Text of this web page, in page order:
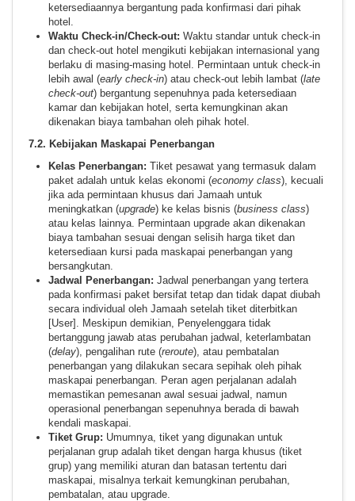
ketersediaannya bergantung pada konfirmasi dari pihak
hotel.
Waktu Check-in/Check-out: Waktu standar untuk check-in
dan check-out hotel mengikuti kebijakan internasional yang
berlaku di masing-masing hotel. Permintaan untuk check-in
lebih awal (early check-in) atau check-out lebih lambat (late
check-out) bergantung sepenuhnya pada ketersediaan
kamar dan kebijakan hotel, serta kemungkinan akan
dikenakan biaya tambahan oleh pihak hotel.
7.2. Kebijakan Maskapai Penerbangan
Kelas Penerbangan: Tiket pesawat yang termasuk dalam
paket adalah untuk kelas ekonomi (economy class), kecuali
jika ada permintaan khusus dari Jamaah untuk
meningkatkan (upgrade) ke kelas bisnis (business class)
atau kelas lainnya. Permintaan upgrade akan dikenakan
biaya tambahan sesuai dengan selisih harga tiket dan
ketersediaan kursi pada maskapai penerbangan yang
bersangkutan.
Jadwal Penerbangan: Jadwal penerbangan yang tertera
pada konfirmasi paket bersifat tetap dan tidak dapat diubah
secara individual oleh Jamaah setelah tiket diterbitkan
[User]. Meskipun demikian, Penyelenggara tidak
bertanggung jawab atas perubahan jadwal, keterlambatan
(delay), pengalihan rute (reroute), atau pembatalan
penerbangan yang dilakukan secara sepihak oleh pihak
maskapai penerbangan. Peran agen perjalanan adalah
memastikan pemesanan awal sesuai jadwal, namun
operasional penerbangan sepenuhnya berada di bawah
kendali maskapai.
Tiket Grup: Umumnya, tiket yang digunakan untuk
perjalanan grup adalah tiket dengan harga khusus (tiket
grup) yang memiliki aturan dan batasan tertentu dari
maskapai, misalnya terkait kemungkinan perubahan,
pembatalan, atau upgrade.